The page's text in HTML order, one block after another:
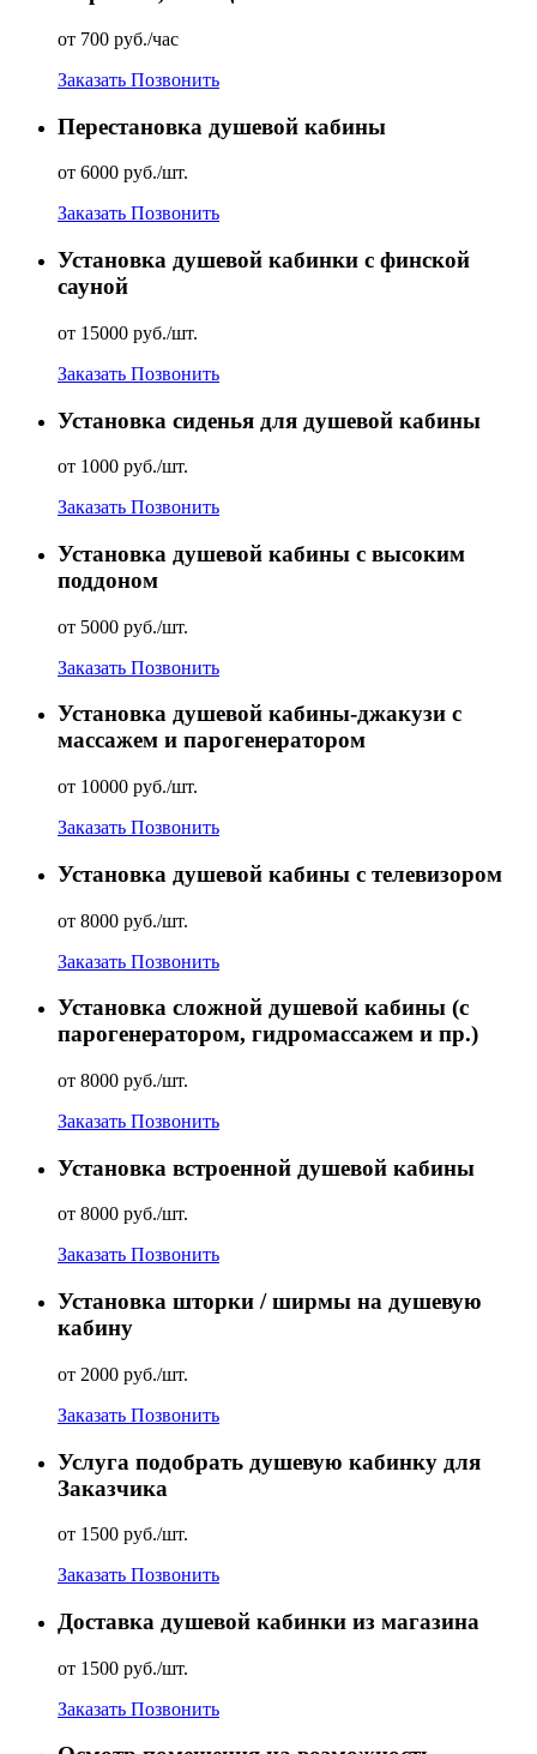
от 700 руб./час
Заказать Позвонить
Перестановка душевой кабины
от 6000 руб./шт.
Заказать Позвонить
Установка душевой кабинки с финской
сауной
от 15000 руб./шт.
Заказать Позвонить
Установка сиденья для душевой кабины
от 1000 руб./шт.
Заказать Позвонить
Установка душевой кабины с высоким
поддоном
от 5000 руб./шт.
Заказать Позвонить
Установка душевой кабины-джакузи с
массажем и парогенератором
от 10000 руб./шт.
Заказать Позвонить
Установка душевой кабины с телевизором
от 8000 руб./шт.
Заказать Позвонить
Установка сложной душевой кабины (с
парогенератором, гидромассажем и пр.)
от 8000 руб./шт.
Заказать Позвонить
Установка встроенной душевой кабины
от 8000 руб./шт.
Заказать Позвонить
Установка шторки / ширмы на душевую
кабину
от 2000 руб./шт.
Заказать Позвонить
Услуга подобрать душевую кабинку для
Заказчика
от 1500 руб./шт.
Заказать Позвонить
Доставка душевой кабинки из магазина
от 1500 руб./шт.
Заказать Позвонить